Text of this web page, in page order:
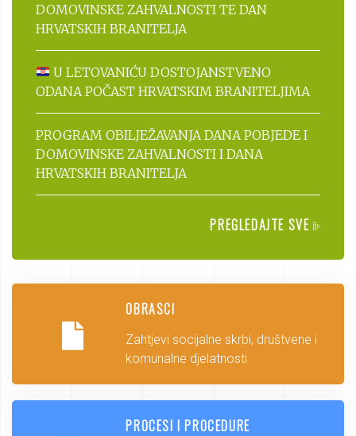
DOMOVINSKE ZAHVALNOSTI TE DAN
HRVATSKIH BRANITELJA
U LETOVANIĆU DOSTOJANSTVENO
ODANA POČAST HRVATSKIM BRANITELJIMA
PROGRAM OBILJEŽAVANJA DANA POBJEDE I
DOMOVINSKE ZAHVALNOSTI I DANA
HRVATSKIH BRANITELJA
PREGLEDAJTE SVE
OBRASCI
Zahtjevi socijalne skrbi, društvene i
komunalne djelatnosti
PROCESI I PROCEDURE